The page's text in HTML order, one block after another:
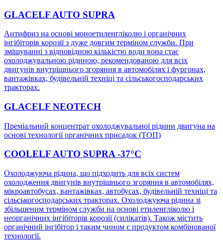
GLACELF AUTO SUPRA
Антифриз на основі моноетиленгліколю і органічних
інгібіторів корозії з дуже довгим терміном служби. При
змішуванні з відповідною кількістю води вона стає
охолоджувальною рідиною, рекомендованою для всіх
двигунів внутрішнього згоряння в автомобілях і фургонах,
вантажівках, будівельній техніці та сільськогосподарських
тракторах.
GLACELF NEOTECH
Преміальний концентрат охолоджувальної рідини двигуна на
основі технології органічних присадок (ТОП)
COOLELF AUTO SUPRA -37°C
Охолоджуюча рідина, що підходить для всіх систем
охолодження двигунів внутрішнього згоряння в автомобілях,
мікроавтобусах, вантажівках, автобусах, будівельній техніці та
сільськогосподарських тракторах. Охолоджуюча рідина зі
збільшеним терміном служби на основі етиленгліколю і
неорганічних інгібіторів корозії (силікатів). Також містить
органічний інгібітор і таким чином є продуктом комбінованої
технології.